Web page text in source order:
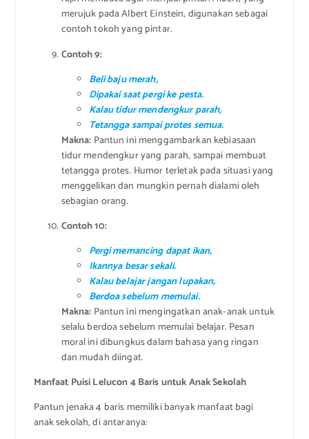
merujuk pada Albert Einstein, digunakan sebagai
contoh tokoh yang pintar.
Contoh 9:
Beli baju merah,
Dipakai saat pergi ke pesta.
Kalau tidur mendengkur parah,
Tetangga sampai protes semua.
Makna: Pantun ini menggambarkan kebiasaan
tidur mendengkur yang parah, sampai membuat
tetangga protes. Humor terletak pada situasi yang
menggelikan dan mungkin pernah dialami oleh
sebagian orang.
Contoh 10:
Pergi memancing dapat ikan,
Ikannya besar sekali.
Kalau belajar jangan lupakan,
Berdoa sebelum memulai.
Makna: Pantun ini mengingatkan anak-anak untuk
selalu berdoa sebelum memulai belajar. Pesan
moral ini dibungkus dalam bahasa yang ringan
dan mudah diingat.
Manfaat Puisi Lelucon 4 Baris untuk Anak Sekolah
Pantun jenaka 4 baris memiliki banyak manfaat bagi
anak sekolah, di antaranya: